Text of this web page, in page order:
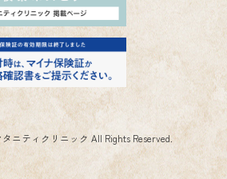
ニティクリニック All Rights Reserved.